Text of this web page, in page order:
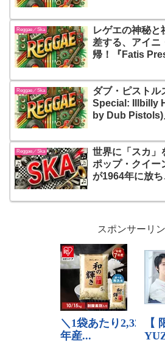
『Community
る音楽ではない
渡る抵抗と連帯
Reggae／Ska
レゲエの神秘と
差する、アイニ
帰！『Fatis
ックで、ルーツ
かに映し出す
Reggae／Ska
ダブ・ピスト
Special: Illbilly
by Dub Pistols)
音の航海へと誘
ャンルも越えた
ヴ”の最前線だ
Reggae／Ska
世界に「スカ」
ポップ・クイー
が1964年に放
ィスク『More
スポンサーリ